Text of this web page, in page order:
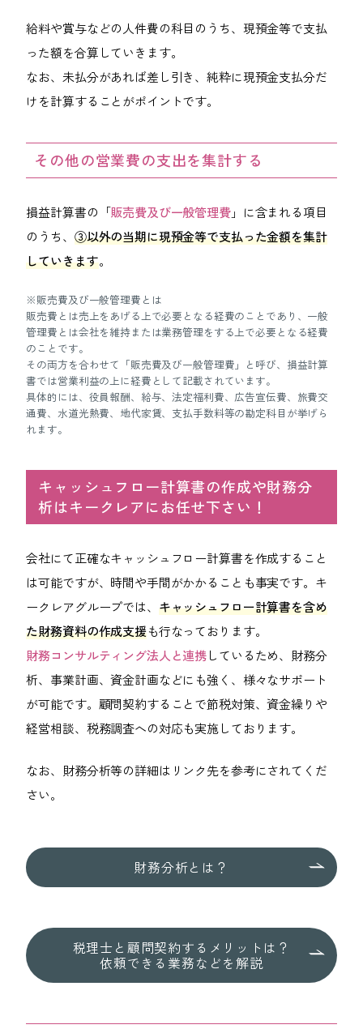
給料や賞与などの人件費の科目のうち、現預金等で支払
った額を合算していきます。
なお、未払分があれば差し引き、純粋に現預金支払分だ
けを計算することがポイントです。
その他の営業費の支出を集計する
損益計算書の「販売費及び一般管理費」に含まれる項目
のうち、 ③以外の当期に現預金等で支払った金額を集計
していきます。
※販売費及び一般管理費とは
販売費とは売上をあげる上で必要となる経費のことであり、一般
管理費とは会社を維持または業務管理をする上で必要となる経費
のことです。
その両方を合わせて「販売費及び一般管理費」と呼び、損益計算
書では営業利益の上に経費として記載されています。
具体的には、役員報酬、給与、法定福利費、広告宣伝費、旅費交
通費、水道光熱費、地代家賃、支払手数料等の勘定科目が挙げら
れます。
キャッシュフロー計算書の作成や財務分
析はキークレアにお任せ下さい！
会社にて正確なキャッシュフロー計算書を作成すること
は可能ですが、時間や手間がかかることも事実です。キ
ークレアグループでは、 キャッシュフロー計算書を含め
た財務資料の作成支援も行なっております。
財務コンサルティング法人と連携しているため、財務分
析、事業計画、資金計画などにも強く、様々なサポート
が可能です。顧問契約することで節税対策、資金繰りや
経営相談、税務調査への対応も実施しております。
なお、財務分析等の詳細はリンク先を参考にされてくだ
さい。
財務分析とは？
税理士と顧問契約するメリットは？
依頼できる業務などを解説